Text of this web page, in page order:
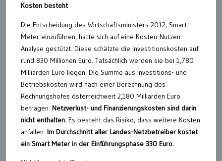
Kosten besteht
Die Entscheidung des Wirtschaftsministers 2012, Smart
Meter einzuführen, hatte sich auf eine Kosten-Nutzen-
Analyse gestützt. Diese schätzte die Investitionskosten auf
rund 830 Millionen Euro. Tatsächlich werden sie bei 1,780
Milliarden Euro liegen. Die Summe aus Investitions- und
Betriebskosten wird nach einer Berechnung des
Rechnungshofes österreichweit 2,180 Milliarden Euro
betragen. Netzverlust- und Finanzierungskosten sind darin
nicht enthalten. Es besteht das Risiko, dass weitere Kosten
anfallen. Im Durchschnitt aller Landes-Netzbetreiber kostet
ein Smart Meter in der Einführungsphase 330 Euro.